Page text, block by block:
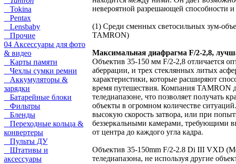
Tokina
Pentax
Lensbaby
Прочие
04 Аксессуары для фото
& видео
Карты памяти
Чехлы сумки ремни
Аккумуляторы &
зарядки
Батарейные блоки
Фильтры
Бленды
Переходные кольца &
конвертеры
Пульты ДУ
Штативы и
аксессуары
невероятной разрешающей способности и
(1) Среди сменных светосильных зум-
TAMRON)
Максимальная диафрагма F/2-2,8,
Объектив 35-150 мм F/2-2,8 отличается
аберрации, и трех стеклянных литых
характеристики, которые расширяют
время путешествия. Компания TAMRON
теледиапазоне, что позволяет получать
объекты в огромном количестве
высокую скорость затвора, или при
беззеркальными камерами, требующими
от центра до каждого угла кадра.
Объектив 35-150mm F/2-2.8 Di III VXD
теледиапазона, не используя другие